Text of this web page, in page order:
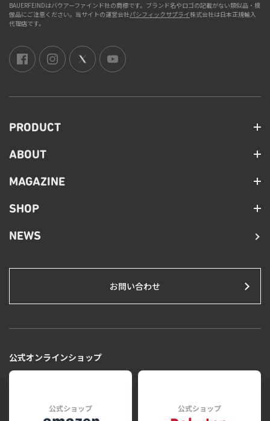
BAUERFEINDはバウアーファインド社の商標です。ブランド名やロゴの記載がない類似品・模
倣品にご注意ください。当サイトの運営会社パシフィックサプライ株式会社は日本正規輸入
代理店です。
PRODUCT
ABOUT
MAGAZINE
SHOP
NEWS
お問い合わせ
公式オンラインショップ
公式ショップ 公式ショップ